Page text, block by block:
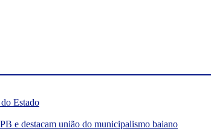
Estado
e destacam união do municipalismo baiano